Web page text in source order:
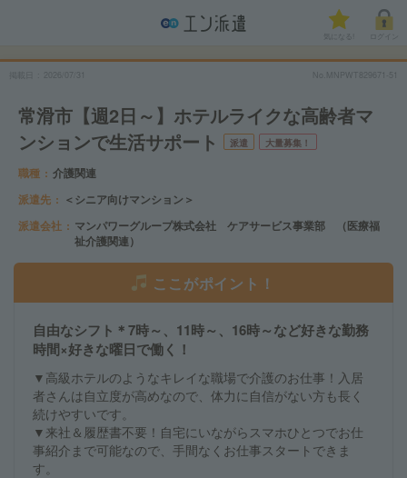
気になる!
2026/07/31 No.MNPWT829671-51
常滑市【週2日～】ホテルライクな高齢者マ
ンションで生活サポート
派遣 大量募集！
職種
介護関連
派遣先
＜シニア向けマンション＞
派遣会社
マンパワーグループ株式会社 ケアサービス事業部 （医療福
祉介護関連）
ここがポイント！
自由なシフト＊7時～、11時～、16時～など好きな勤務
時間×好きな曜日で働く！
▼高級ホテルのようなキレイな職場で介護のお仕事！入居
者さんは自立度が高めなので、体力に自信がない方も長く
続けやすいです。
▼来社＆履歴書不要！自宅にいながらスマホひとつでお仕
事紹介まで可能なので、手間なくお仕事スタートできま
す。